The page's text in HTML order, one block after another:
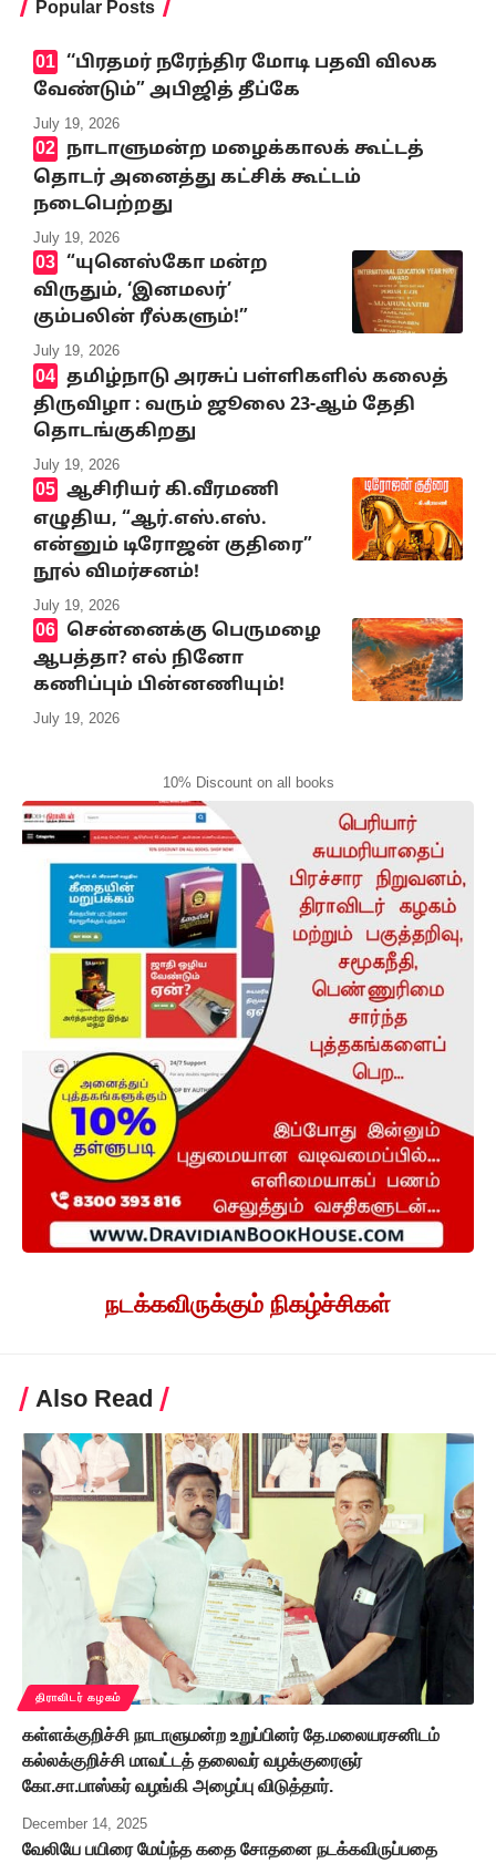
Popular Posts
‘‘பிரதமர் நரேந்திர மோடி பதவி விலக
வேண்டும்” அபிஜித் தீப்கே
July 19, 2026
நாடாளுமன்ற மழைக்காலக் கூட்டத்
தொடர் அனைத்து கட்சிக் கூட்டம்
நடைபெற்றது
July 19, 2026
“யுனெஸ்கோ மன்ற
விருதும், ‘இனமலர்’
கும்பலின் ரீல்களும்!”
July 19, 2026
தமிழ்நாடு அரசுப் பள்ளிகளில் கலைத்
திருவிழா : வரும் ஜூலை 23-ஆம் தேதி
தொடங்குகிறது
July 19, 2026
ஆசிரியர் கி.வீரமணி
எழுதிய, “ஆர்.எஸ்.எஸ்.
என்னும் டிரோஜன் குதிரை”
நூல் விமர்சனம்!
July 19, 2026
சென்னைக்கு பெருமழை
ஆபத்தா? எல் நினோ
கணிப்பும் பின்னணியும்!
July 19, 2026
10% Discount on all books
நடக்கவிருக்கும் நிகழ்ச்சிகள்
Also Read
திராவிடர் கழகம்
கள்ளக்குறிச்சி நாடாளுமன்ற உறுப்பினர் தே.மலையரசனிடம்
கல்லக்குறிச்சி மாவட்டத் தலைவர் வழக்குரைஞர்
கோ.சா.பாஸ்கர் வழங்கி அழைப்பு விடுத்தார்.
December 14, 2025
வேலியே பயிரை மேய்ந்த கதை சோதனை நடக்கவிருப்பதை